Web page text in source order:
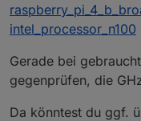
intel_processor_n100
Gerade bei
gegenprüfen, die
Da könntest du ggf.